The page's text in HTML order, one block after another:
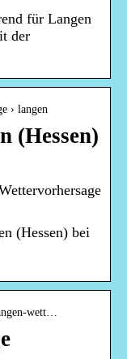
für Langen
der
› langen
(Hessen)
(Hessen) bei
wett…